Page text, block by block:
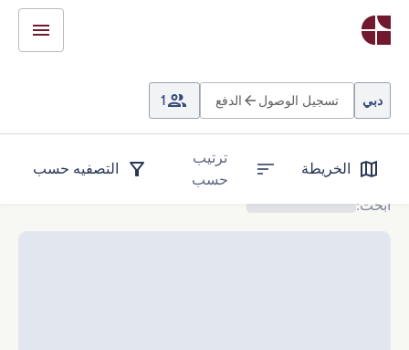
دبي تسجيل الوصول الدفع 1
الخريطة
ترتيب
حسب
التصفيه حسب
ابحث: